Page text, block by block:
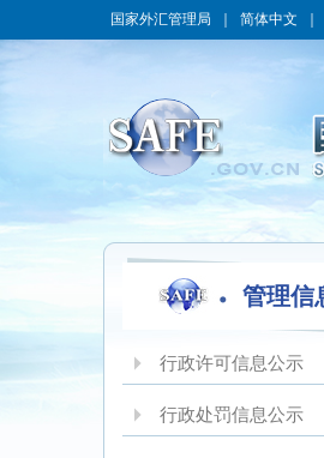
国家外汇管理局 简体中文
管理信
行政许可信息公示
行政处罚信息公示